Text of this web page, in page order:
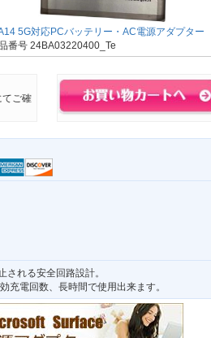
5G対応PCバッテリー・AC電源アダプター
番号 24BA03220400_Te
てご確
れる安全回路設計。
充電回数、長時間で使用出来ます。